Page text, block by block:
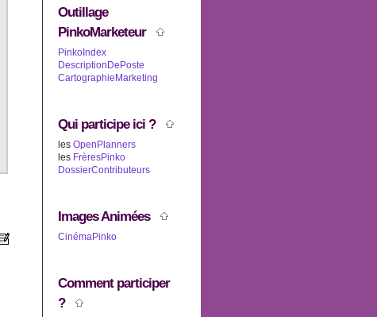
Outillage
PinkoMarketeur
PinkoIndex
DescriptionDePoste
CartographieMarketing
Qui participe ici ?
les OpenPlanners
les FrèresPinko
DossierContributeurs
Images Animées
CinémaPinko
Comment participer
?